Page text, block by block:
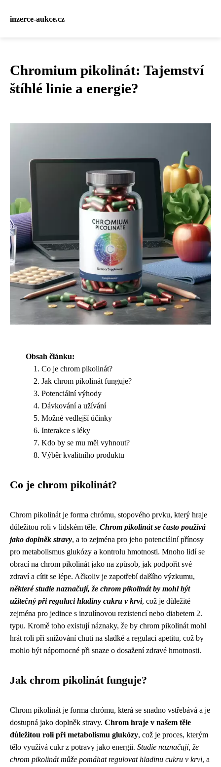
inzerce-aukce.cz
Chromium pikolinát: Tajemství
štíhlé linie a energie?
Obsah článku:
Co je chrom pikolinát?
Jak chrom pikolinát funguje?
Potenciální výhody
Dávkování a užívání
Možné vedlejší účinky
Interakce s léky
Kdo by se mu měl vyhnout?
Výběr kvalitního produktu
Co je chrom pikolinát?
Chrom pikolinát je forma chrómu, stopového prvku, který hraje
důležitou roli v lidském těle. Chrom pikolinát se často používá
jako doplněk stravy, a to zejména pro jeho potenciální přínosy
pro metabolismus glukózy a kontrolu hmotnosti. Mnoho lidí se
obrací na chrom pikolinát jako na způsob, jak podpořit své
zdraví a cítit se lépe. Ačkoliv je zapotřebí dalšího výzkumu,
některé studie naznačují, že chrom pikolinát by mohl být
užitečný při regulaci hladiny cukru v krvi, což je důležité
zejména pro jedince s inzulínovou rezistencí nebo diabetem 2.
typu. Kromě toho existují náznaky, že by chrom pikolinát mohl
hrát roli při snižování chuti na sladké a regulaci apetitu, což by
mohlo být nápomocné při snaze o dosažení zdravé hmotnosti.
Jak chrom pikolinát funguje?
Chrom pikolinát je forma chrómu, která se snadno vstřebává a je
dostupná jako doplněk stravy. Chrom hraje v našem těle
důležitou roli při metabolismu glukózy, což je proces, kterým
tělo využívá cukr z potravy jako energii. Studie naznačují, že
chrom pikolinát může pomáhat regulovat hladinu cukru v krvi, a